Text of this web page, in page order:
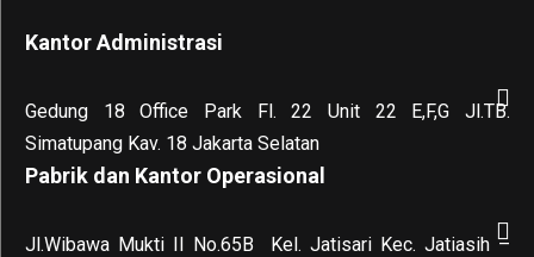
Kantor Administrasi
Gedung 18 Office Park Fl. 22 Unit 22 E,F,G Jl.TB.
Simatupang Kav. 18 Jakarta Selatan
Pabrik dan Kantor Operasional
Jl.Wibawa Mukti II No.65B
Kel. Jatisari Kec. Jatiasih –